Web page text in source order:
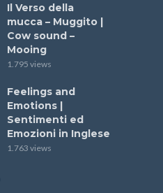
Il Verso della
mucca – Muggito |
Cow sound –
Mooing
1.795 views
Feelings and
Emotions |
Sentimenti ed
Emozioni in Inglese
1.763 views